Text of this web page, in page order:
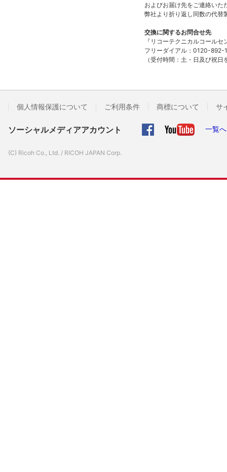
およびお届け先をご連絡いた
弊社より折り返し同数の代替
交換に関するお問合せ先
『リコーテクニカルコールセ
フリーダイアル：0120-892-
（受付時間：土・日及び祝
個人情報保護について ご利用条件 商標について サ
ソーシャルメディアアカウント 一覧へ
(C) Ricoh Co., Ltd. / RICOH JAPAN Corp.